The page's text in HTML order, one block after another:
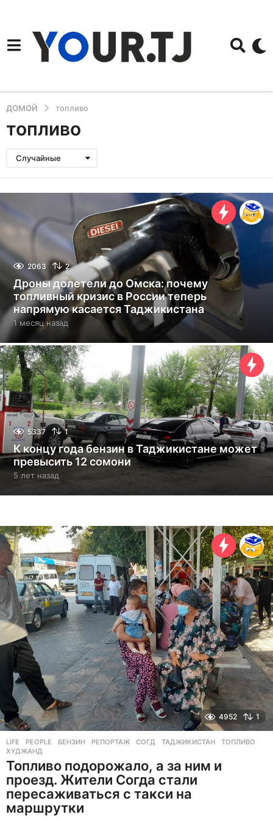
ДОМОЙ топливо
топливо
Случайные
2063 2
Дроны долетели до Омска: почему
топливный кризис в России теперь
напрямую касается Таджикистана
1 месяц назад
е
с
я
ц
н
а
з
а
д
5337 1
К концу года бензин в Таджикистане может
превысить 12 сомони
5 лет назад
е
а
д
4952 1
LIFE ,PEOPLE БЕНЗИН ,РЕПОРТАЖ ,СОГД ,ТАДЖИКИСТАН ,ТОПЛИВО
ХУДЖАНД
Топливо подорожало, а за ним и
проезд. Жители Согда стали
пересаживаться с такси на
маршрутки